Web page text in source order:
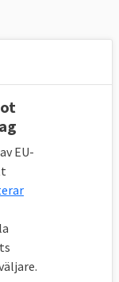
nu
EU
kan vi
EU-